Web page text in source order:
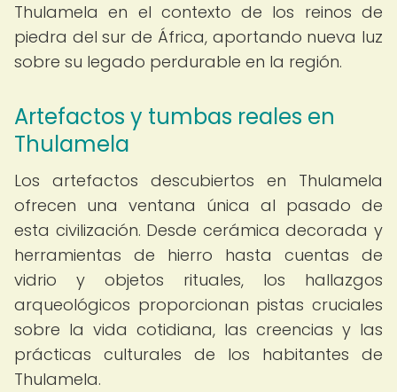
Thulamela en el contexto de los reinos de
piedra del sur de África, aportando nueva luz
sobre su legado perdurable en la región.
Artefactos y tumbas reales en
Thulamela
Los artefactos descubiertos en Thulamela
ofrecen una ventana única al pasado de
esta civilización. Desde cerámica decorada y
herramientas de hierro hasta cuentas de
vidrio y objetos rituales, los hallazgos
arqueológicos proporcionan pistas cruciales
sobre la vida cotidiana, las creencias y las
prácticas culturales de los habitantes de
Thulamela.